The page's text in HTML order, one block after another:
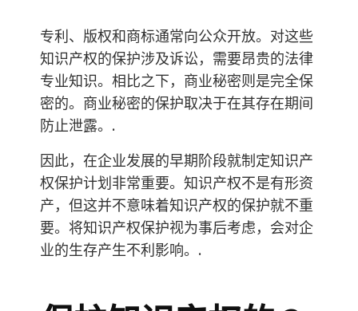
专利、版权和商标通常向公众开放。对这些
知识产权的保护涉及诉讼，需要昂贵的法律
专业知识。相比之下，商业秘密则是完全保
密的。商业秘密的保护取决于在其存在期间
防止泄露。.
因此，在企业发展的早期阶段就制定知识产
权保护计划非常重要。知识产权不是有形资
产，但这并不意味着知识产权的保护就不重
要。将知识产权保护视为事后考虑，会对企
业的生存产生不利影响。.